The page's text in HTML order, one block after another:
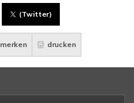
(Twitter)
merken drucken